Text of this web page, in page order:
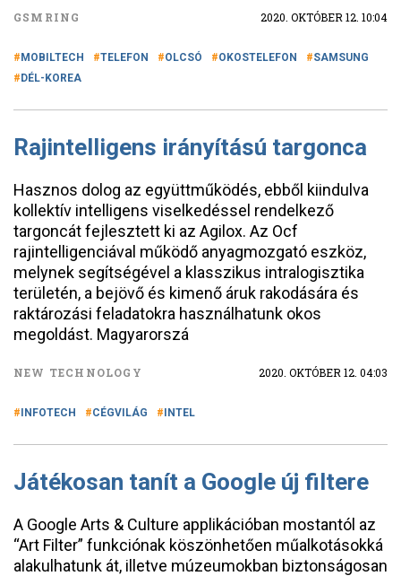
GSMRING 2020. OKTÓBER 12. 10:04
MOBILTECH TELEFON OLCSÓ OKOSTELEFON
SAMSUNG
DÉL-KOREA
Rajintelligens irányítású targonca
Hasznos dolog az együttműködés, ebből kiindulva
kollektív intelligens viselkedéssel rendelkező
targoncát fejlesztett ki az Agilox. Az Ocf
rajintelligenciával működő anyagmozgató eszköz,
melynek segítségével a klasszikus intralogisztika
területén, a bejövő és kimenő áruk rakodására és
raktározási feladatokra használhatunk okos
megoldást. Magyarorszá
NEW TECHNOLOGY 2020. OKTÓBER 12. 04:03
INFOTECH CÉGVILÁG INTEL
Játékosan tanít a Google új filtere
A Google Arts & Culture applikációban mostantól az
“Art Filter” funkciónak köszönhetően műalkotásokká
alakulhatunk át, illetve múzeumokban biztonságosan